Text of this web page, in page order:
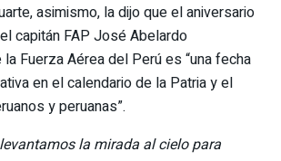
asimismo, la dijo que el aniversario
capitán FAP José Abelardo
Fuerza Aérea del Perú es “una fecha
en el calendario de la Patria y el
y peruanas”.
la mirada al cielo para